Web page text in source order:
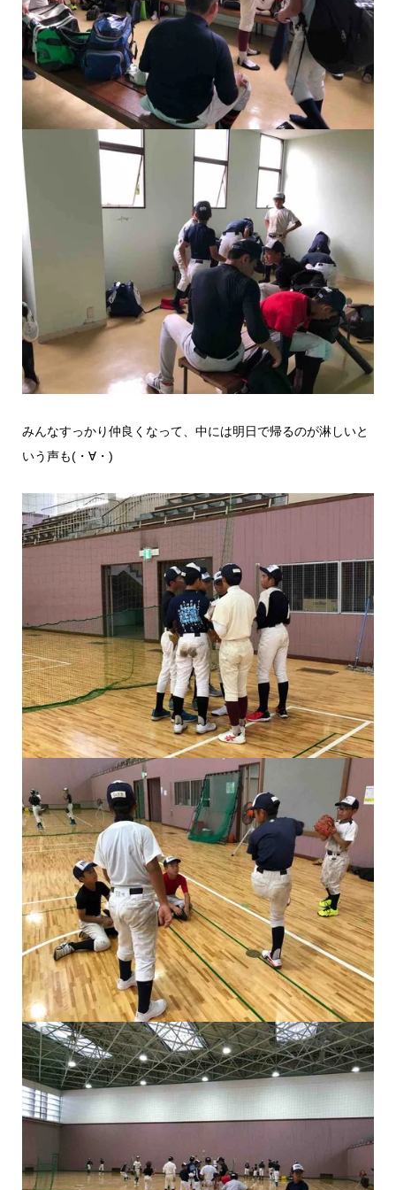
みんなすっかり仲良くなって、中には明日で帰るのが淋しいと
いう声も(・∀・)